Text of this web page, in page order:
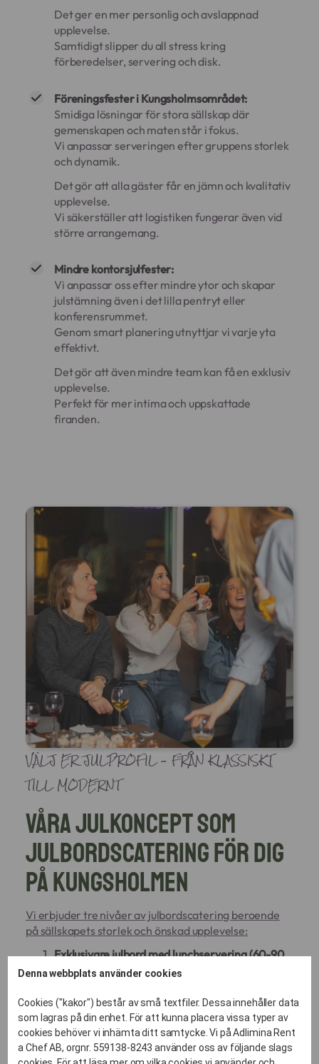
Det ger en mer personlig och avslappnad
upplevelse.
Samtidigt slipper du all stress kring
förberedelser, servering och disk.
Föreningsfester i Kungsholmsområdet:
Smidiga lösningar för stora sällskap där
gemenskapen och maten står i fokus.
Vi anpassar serveringen efter gruppens storlek
och dynamik.
Det gör att alla gäster får en jämn och kvalitativ
upplevelse.
Vi säkerställer att logistiken fungerar även vid
större arrangemang.
Mindre kontorsjulfester:
Vi anpassar oss efter mindre ytor och skapar
julstämning även i det lilla pentryt eller
konferensrummet.
Genom smart planering utnyttjar vi varje yta
effektivt.
Det gör att även mindre team kan få en exklusiv
upplevelse.
Perfekt för mer intima och uppskattade
firanden.
VÄLJ ER JULPROFIL – FRÅN KLASSISKT
TILL MODERNT
Våra julkoncept som
julbordscatering för dig
på Kungsholmen
Vi erbjuder tre nivåer av julbordscatering beroende
på sällskapets storlek och önskad upplevelse:
Exklusivare julbord med lunchservering (60-90
min)
som önskar en elegant och tidseffektiv
upplevelse.
Istället för bufféspring erbjuder vi en kurerad 3-
rätters servering med julens absoluta
Denna webbplats använder cookies
Cookies ("kakor") består av små textfiler. Dessa innehåller data
som lagras på din enhet. För att kunna placera vissa typer av
cookies behöver vi inhämta ditt samtycke. Vi på Adlimina Rent
a Chef AB, orgnr. 559138-8243 använder oss av följande slags